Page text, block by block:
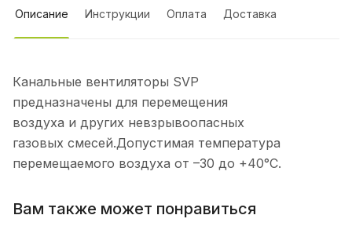
Описание Инструкции Оплата Доставка
Канальные вентиляторы SVP
предназначены для перемещения
воздуха и других невзрывоопасных
газовых смесей.Допустимая температура
перемещаемого воздуха от –30 до +40°С.
Вам также может понравиться